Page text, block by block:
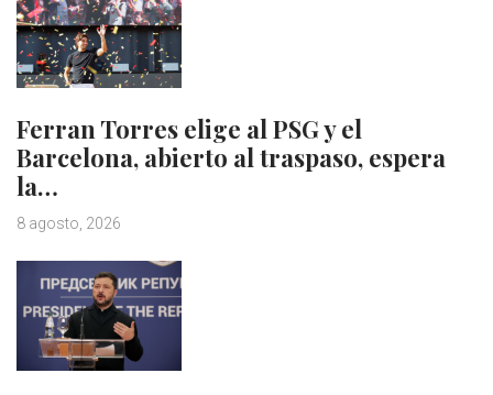
Ferran Torres elige al PSG y el
Barcelona, abierto al traspaso, espera
la…
8 agosto, 2026